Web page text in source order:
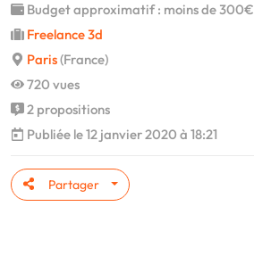
Budget approximatif : moins de 300€
Freelance 3d
Paris(France)
720 vues
2 propositions
Publiée le 12 janvier 2020 à 18:21
Partager